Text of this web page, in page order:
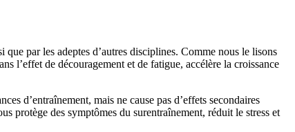
par les adeptes d’autres disciplines. Comme nous le lisons
l’effet de découragement et de fatigue, accélère la croissance
d’entraînement, mais ne cause pas d’effets secondaires
protège des symptômes du surentraînement, réduit le stress et